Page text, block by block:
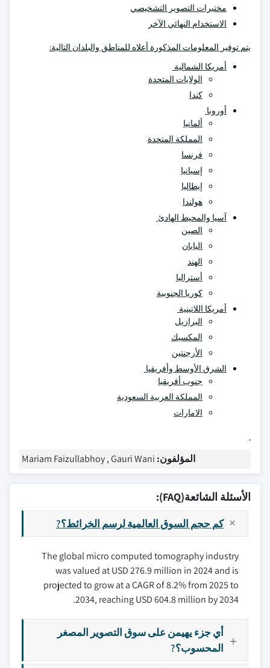
مختبرات التصوير التشخيصي
الاستخدام النهائي الآخر
يتم توفير المعلومات المذكورة أعلاه للمناطق والبلدان التالية:
أمريكا الشمالية
الولايات المتحدة
كندا
أوروبا
ألمانيا
المملكة المتحدة
فرنسا
إسبانيا
إيطاليا
هولندا
آسيا والمحيط الهادئ
الصين
اليابان
الهند
أستراليا
كوريا الجنوبية
أمريكا اللاتينية
البرازيل
المكسيك
الأرجنتين
الشرق الأوسط وأفريقيا
جنوب أفريقيا
المملكة العربية السعودية
الامارات
المؤلفون: Mariam Faizullabhoy , Gauri Wani
الأسئلة الشائعة(FAQ):
كم حجم السوق العالمية لرسم الخرائط؟?
The global micro computed tomography industry
was valued at USD 276.9 million in 2024 and is
projected to grow at a CAGR of 8.2% from 2025 to
2034, reaching USD 604.8 million by 2034.
أي جزء يهيمن على سوق التصوير المصغر
المحسوب؟?